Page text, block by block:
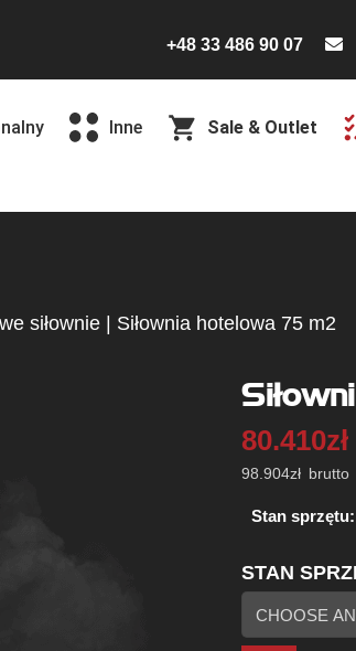
+48 33 486 90 07
Inne Sale & Outlet
siłownie Siłownia hotelowa 75 m2
80.410zł
98.904zł brutto
Stan sprzętu:
STAN